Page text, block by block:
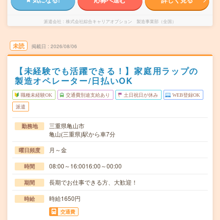
派遣会社 株式会社綜合キャリアオプション 製造事業部（全国）
未読 掲載日 2026/08/06
【未経験でも活躍できる！】家庭用ラップの
製造オペレーター/日払いOK
職種未経験OK 交通費別途支給あり 土日祝日が休み WEB登録OK
派遣
勤務地
三重県亀山市
亀山(三重県)駅から車7分
曜日頻度 月～金
時間 08:00～16:0016:00～00:00
期間 長期でお仕事できる方、大歓迎！
時給 時給1650円
交通費